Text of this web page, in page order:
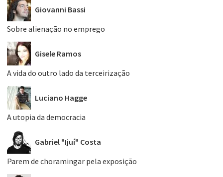
Giovanni Bassi
Sobre alienação no emprego
Gisele Ramos
A vida do outro lado da terceirização
Luciano Hagge
A utopia da democracia
Gabriel "Ijuí" Costa
Parem de choramingar pela exposição